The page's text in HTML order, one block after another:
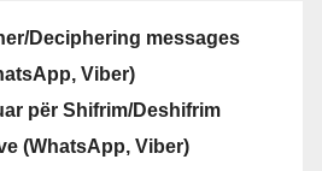
Deciphering messages
Viber)
për Shifrim/Deshifrim
(WhatsApp, Viber)